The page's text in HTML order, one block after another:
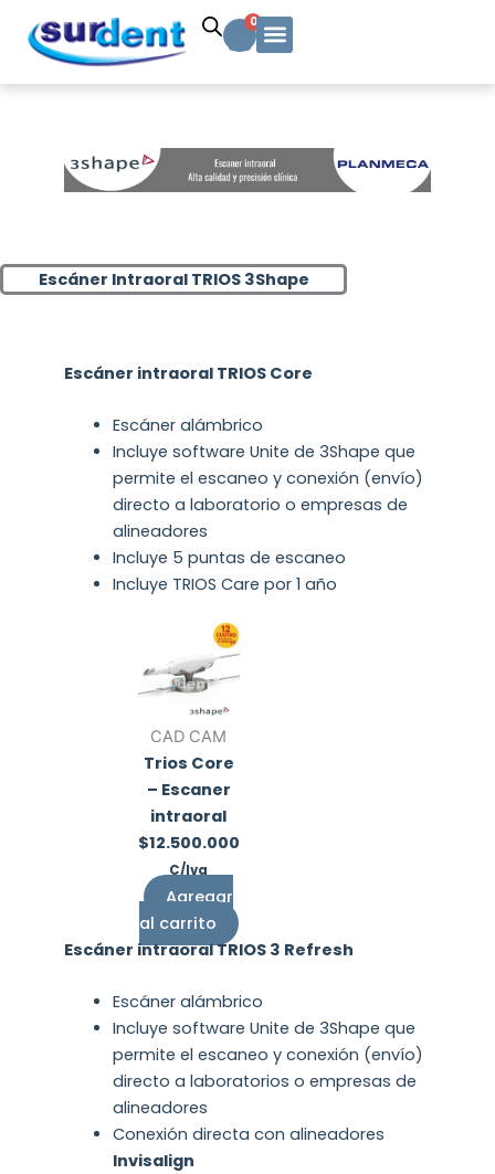
contenido
0
Carrito
Escáner Intraoral TRIOS 3Shape
Escáner intraoral TRIOS Core
Escáner alámbrico
Incluye software Unite de 3Shape que
permite el escaneo y conexión (envío)
directo a laboratorio o empresas de
alineadores
Incluye 5 puntas de escaneo
Incluye TRIOS Care por 1 año
CAD CAM
Trios Core
– Escaner
intraoral
$12.500.000
C/Iva
Agregar
al carrito
Escáner intraoral TRIOS 3 Refresh
Escáner alámbrico
Incluye software Unite de 3Shape que
permite el escaneo y conexión (envío)
directo a laboratorios o empresas de
alineadores
Conexión directa con alineadores
Invisalign